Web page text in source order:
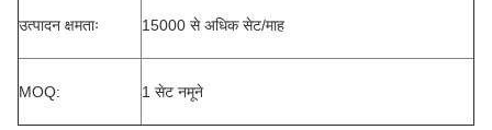
उत्पादन क्षमताः 15000 से अधिक सेट/माह
MOQ: 1 सेट नमूने